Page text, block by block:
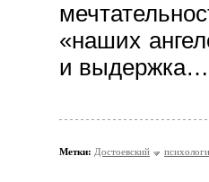
«наших
и
Метки: Достоевский